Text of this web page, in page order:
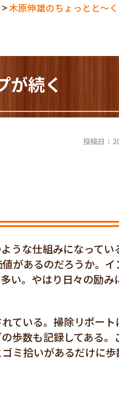
>木原伸雄のちょっとと～く
続く
投稿日：
うな仕組みになってい
があるのだろうか。イ
い。やはり日々の励み
ている。掃除リポート
歩数も記録してある。
ミ拾いがあるだけに